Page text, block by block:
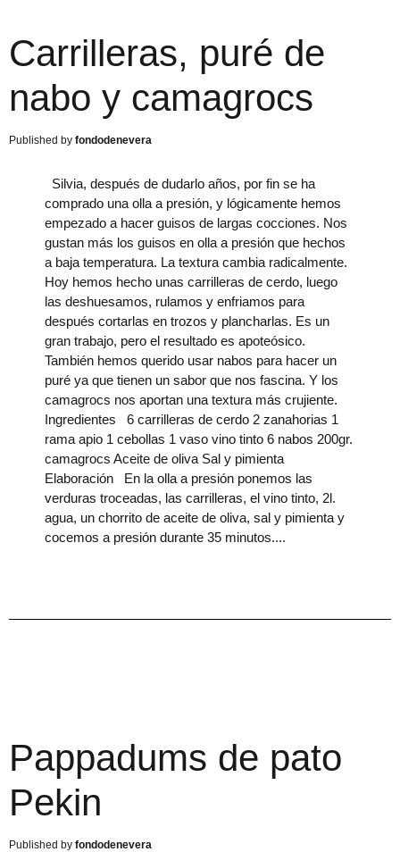
Carrilleras, puré de
nabo y camagrocs
fondodenevera
Silvia, después de dudarlo años, por fin se ha
comprado una olla a presión, y lógicamente hemos
empezado a hacer guisos de largas cocciones. Nos
gustan más los guisos en olla a presión que hechos
a baja temperatura. La textura cambia radicalmente.
Hoy hemos hecho unas carrilleras de cerdo, luego
las deshuesamos, rulamos y enfriamos para
después cortarlas en trozos y plancharlas. Es un
gran trabajo, pero el resultado es apoteósico.
También hemos querido usar nabos para hacer un
puré ya que tienen un sabor que nos fascina. Y los
camagrocs nos aportan una textura más crujiente.
Ingredientes 6 carrilleras de cerdo 2 zanahorias 1
rama apio 1 cebollas 1 vaso vino tinto 6 nabos 200gr.
camagrocs Aceite de oliva Sal y pimienta
Elaboración En la olla a presión ponemos las
verduras troceadas, las carrilleras, el vino tinto, 2l.
agua, un chorrito de aceite de oliva, sal y pimienta y
cocemos a presión durante 35 minutos.
Pappadums de pato
Pekin
fondodenevera